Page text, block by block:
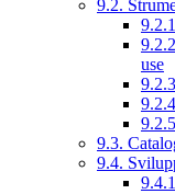
9.2.
use
9.3.
9.4.